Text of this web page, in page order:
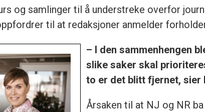
og samlinger til å understreke overfor
til at redaksjoner anmelder
– I den sammenhengen
slike saker skal
to er det blitt fjernet, sier
Årsaken til at NJ og NR